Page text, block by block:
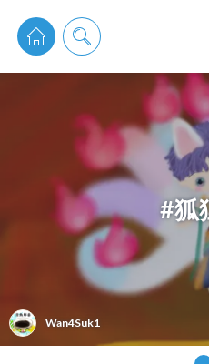
pixiv Sketchは2024年5月28日付で
通知を受け取るには
pixiv Sketchアプ
アプリをイ
#狐
Wan4Suk1